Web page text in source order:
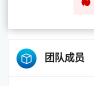
团队成员